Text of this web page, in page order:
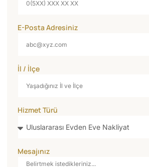
E-Posta Adresiniz
İl / İlçe
Hizmet Türü
Mesajınız